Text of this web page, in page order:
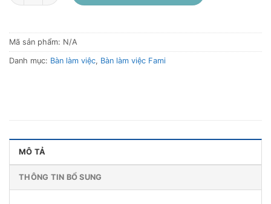
Mã sản phẩm: N/A
Danh mục: Bàn làm việc, Bàn làm việc Fami
MÔ TẢ
THÔNG TIN BỔ SUNG